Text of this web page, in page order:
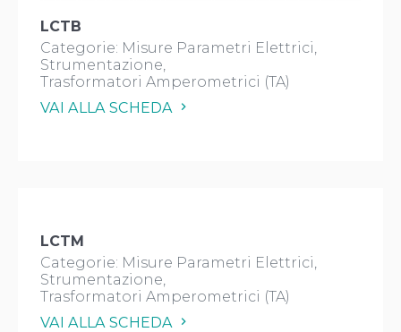
LCTB
Categorie: Misure Parametri Elettrici
Strumentazione
Trasformatori Amperometrici (TA)
VAI ALLA SCHEDA
LCTM
Categorie: Misure Parametri Elettrici
Strumentazione
Trasformatori Amperometrici (TA)
VAI ALLA SCHEDA